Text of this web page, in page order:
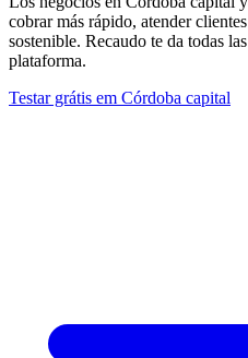
cobrar más rápido, atender
sostenible. Recaudo te da todas
plataforma.
Testar grátis em Córdoba capital